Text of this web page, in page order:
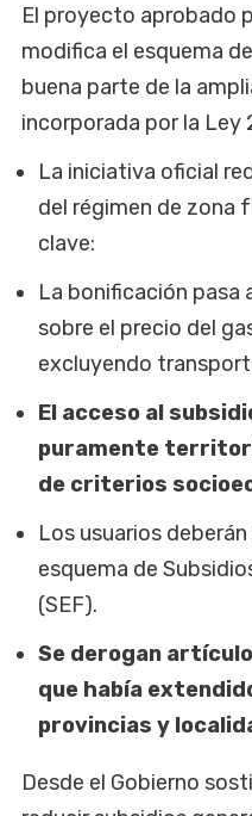
El proyecto aprobado
modifica el esquema
buena parte de la
incorporada por la Ley
La iniciativa oficial
del régimen de zona
clave:
La bonificación pasa
sobre el precio del
excluyendo
El acceso al
puramente
de criterios
Los usuarios
esquema de
(SEF).
Se derogan
que había
provincias y
Desde el Gobierno